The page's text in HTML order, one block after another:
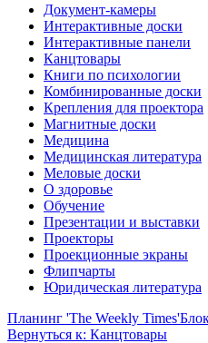
Документ-камеры
Интерактивные доски
Интерактивные панели
Канцтовары
Книги по психологии
Комбинированные доски
Крепления для проектора
Магнитные доски
Медицина
Медицинская литература
Меловые доски
О здоровье
Обучение
Презентации и выставки
Проекторы
Проекционные экраны
Флипчарты
Юридическая литература
Планинг 'The Weekly Times'
Вернуться к: Канцтовары